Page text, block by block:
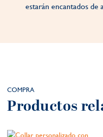
estarán encantados de
COMPRA
Productos